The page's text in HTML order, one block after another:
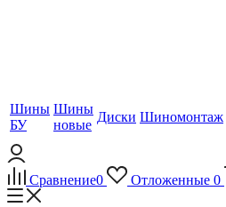
Шины
БУ
Шины
новые
Диски Шиномонтаж
Сравнение0 Отложенные 0